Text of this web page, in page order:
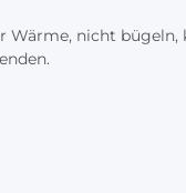
nicht bügeln,